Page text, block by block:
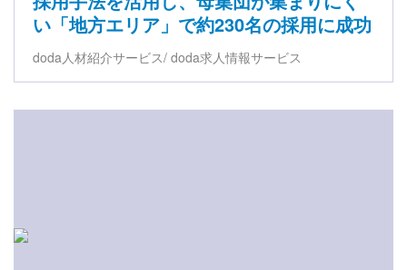
い「地方エリア」で約230名の採用に成功
doda人材紹介サービス doda求人情報サービス